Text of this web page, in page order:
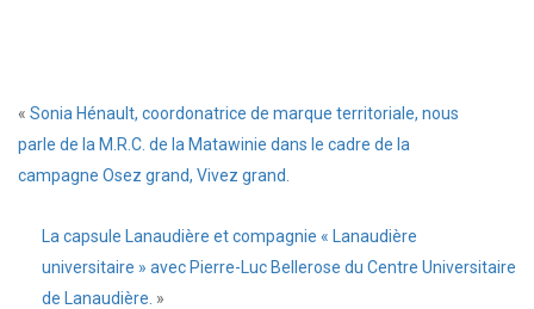
« Sonia Hénault, coordonatrice de marque territoriale, nous
parle de la M.R.C. de la Matawinie dans le cadre de la
campagne Osez grand, Vivez grand.
La capsule Lanaudière et compagnie « Lanaudière
universitaire » avec Pierre-Luc Bellerose du Centre Universitaire
de Lanaudière. »